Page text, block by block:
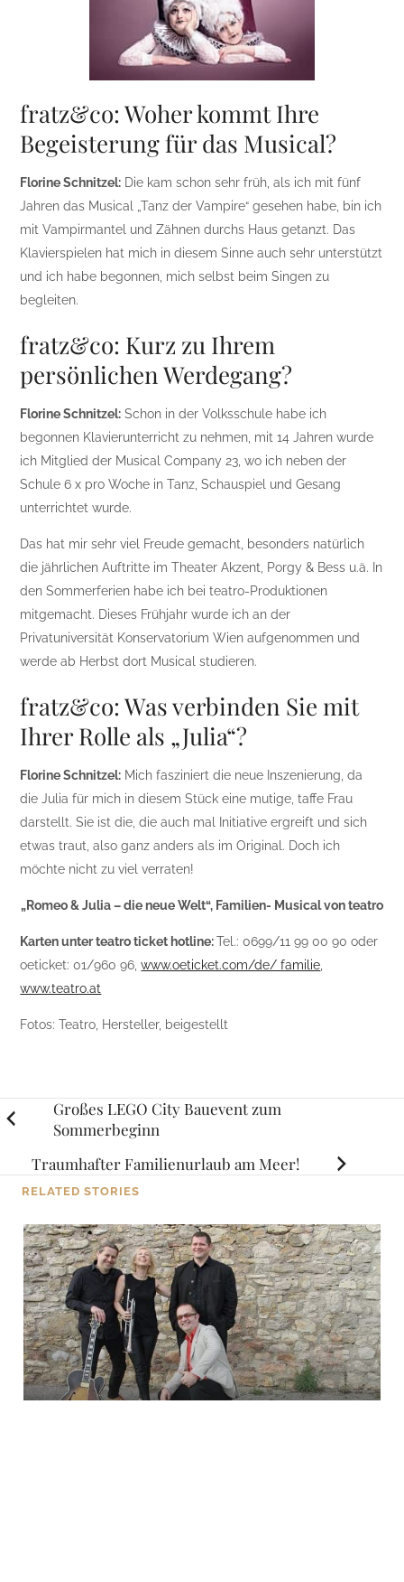
fratz&co: Woher kommt Ihre
Begeisterung für das Musical?
Florine Schnitzel: Die kam schon sehr früh, als ich mit fünf
Jahren das Musical „Tanz der Vampire“ gesehen habe, bin ich
mit Vampirmantel und Zähnen durchs Haus getanzt. Das
Klavierspielen hat mich in diesem Sinne auch sehr unterstützt
und ich habe begonnen, mich selbst beim Singen zu
begleiten.
fratz&co: Kurz zu Ihrem
persönlichen Werdegang?
Florine Schnitzel: Schon in der Volksschule habe ich
begonnen Klavierunterricht zu nehmen, mit 14 Jahren wurde
ich Mitglied der Musical Company 23, wo ich neben der
Schule 6 x pro Woche in Tanz, Schauspiel und Gesang
unterrichtet wurde.
Das hat mir sehr viel Freude gemacht, besonders natürlich
die jährlichen Auftritte im Theater Akzent, Porgy & Bess u.ä. In
den Sommerferien habe ich bei teatro-Produktionen
mitgemacht. Dieses Frühjahr wurde ich an der
Privatuniversität Konservatorium Wien aufgenommen und
werde ab Herbst dort Musical studieren.
fratz&co: Was verbinden Sie mit
Ihrer Rolle als „Julia“?
Florine Schnitzel: Mich fasziniert die neue Inszenierung, da
die Julia für mich in diesem Stück eine mutige, taffe Frau
darstellt. Sie ist die, die auch mal Initiative ergreift und sich
etwas traut, also ganz anders als im Original. Doch ich
möchte nicht zu viel verraten!
„Romeo & Julia – die neue Welt“, Familien- Musical von teatro
Karten unter teatro ticket hotline:Tel.: 0699/11 99 00 90 oder
oeticket: 01/960 96,www.oeticket.com/de/ familie
www.teatro.at
Fotos: Teatro, Hersteller, beigestellt
Posts
navigation
Großes LEGO City Bauevent zum
Sommerbeginn
Traumhafter Familienurlaub am Meer!
RELATED STORIES